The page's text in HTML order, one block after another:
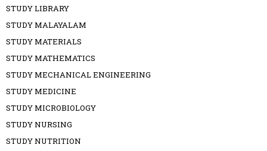
STUDY LIBRARY
STUDY MALAYALAM
STUDY MATERIALS
STUDY MATHEMATICS
STUDY MECHANICAL ENGINEERING
STUDY MEDICINE
STUDY MICROBIOLOGY
STUDY NURSING
STUDY NUTRITION